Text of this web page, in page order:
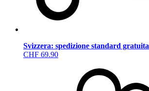
Svizzera: spedizione standard gratuita
CHF 69.90